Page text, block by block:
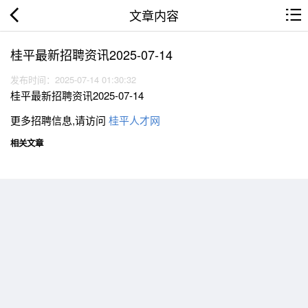
文章内容
桂平最新招聘资讯2025-07-14
发布时间：2025-07-14 01:30:32
桂平最新招聘资讯2025-07-14
更多招聘信息,请访问 桂平人才网
相关文章